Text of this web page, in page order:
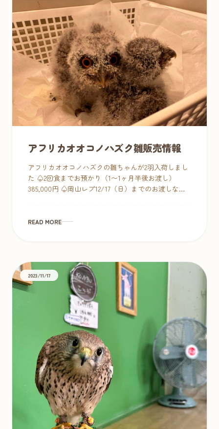
アフリカオオコノハズク雛販売情報
アフリカオオコノハズクの雛ちゃんが2羽入荷しまし
た ♤2回食までお預かり（1〜1ヶ月半後お渡し）
385,000円 ♤岡山レプ12/17（日）までのお渡しなら
READ MORE
2023/11/17